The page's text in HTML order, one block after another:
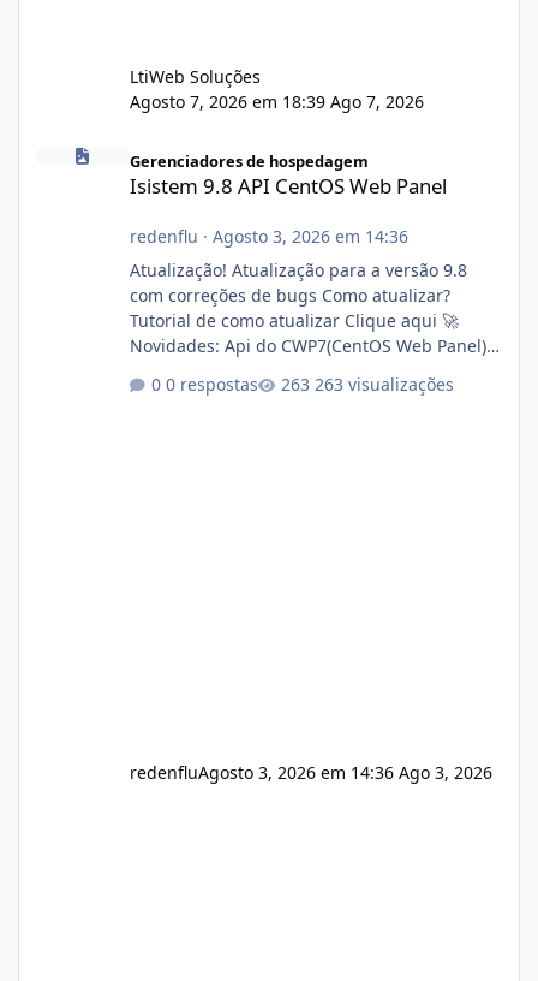
LtiWeb Soluções
Agosto 7, 2026 em 18:39 Ago 7, 2026
Isistem 9.8 API CentOS Web Panel
Gerenciadores de hospedagem
Isistem 9.8 API CentOS Web Panel
redenflu · Agosto 3, 2026 em 14:36
Atualização! Atualização para a versão 9.8
com correções de bugs Como atualizar?
Tutorial de como atualizar Clique aqui 🚀
Novidades: Api do CWP7(CentOS Web Panel)
autorizado a usasr o isistem:
0 respostas 263 visualizações
redenfluAgosto 3, 2026 em 14:36 Ago 3, 2026